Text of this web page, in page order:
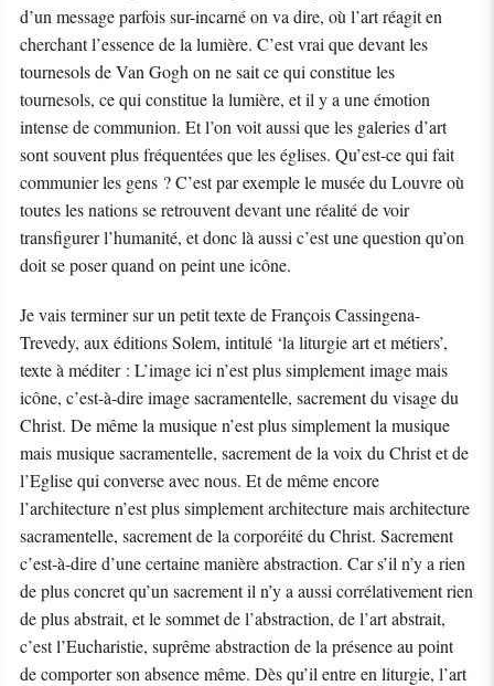
d’un message parfois sur-incarné on va dire, où l’art réagit en
cherchant l’essence de la lumière. C’est vrai que devant les
tournesols de Van Gogh on ne sait ce qui constitue les
tournesols, ce qui constitue la lumière, et il y a une émotion
intense de communion. Et l’on voit aussi que les galeries d’art
sont souvent plus fréquentées que les églises. Qu’est-ce qui fait
communier les gens ? C’est par exemple le musée du Louvre où
toutes les nations se retrouvent devant une réalité de voir
transfigurer l’humanité, et donc là aussi c’est une question qu’on
doit se poser quand on peint une icône.
Je vais terminer sur un petit texte de François Cassingena-
Trevedy, aux éditions Solem, intitulé ‘la liturgie art et métiers’,
texte à méditer : L’image ici n’est plus simplement image mais
icône, c’est-à-dire image sacramentelle, sacrement du visage du
Christ. De même la musique n’est plus simplement la musique
mais musique sacramentelle, sacrement de la voix du Christ et de
l’Eglise qui converse avec nous. Et de même encore
l’architecture n’est plus simplement architecture mais architecture
sacramentelle, sacrement de la corporéité du Christ. Sacrement
c’est-à-dire d’une certaine manière abstraction. Car s’il n’y a rien
de plus concret qu’un sacrement il n’y a aussi corrélativement rien
de plus abstrait, et le sommet de l’abstraction, de l’art abstrait,
c’est l’Eucharistie, suprême abstraction de la présence au point
de comporter son absence même. Dès qu’il entre en liturgie, l’art